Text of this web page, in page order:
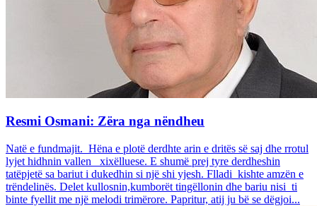
Resmi Osmani: Zëra nga nëndheu
Natë e fundmajit. Hëna e plotë derdhte arin e dritës së saj dhe rrotul
lyjet hidhnin vallen xixëlluese. E shumë prej tyre derdheshin
tatëpjetë sa bariut i dukedhin si një shi yjesh. Flladi kishte amzën e
trëndelinës. Delet kullosnin,kumborët tingëllonin dhe bariu nisi ti
binte fyellit me një melodi trimërore. Papritur, atij ju bë se dëgjoi...